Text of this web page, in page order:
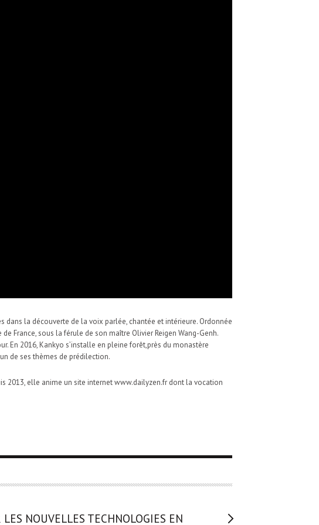
dans la découverte de la voix parlée, chantée et intérieure. Ordonnée
France, sous la férule de son maître Olivier Reigen Wang-Genh.
En 2016, Kankyo s’installe en pleine forêt,près du monastère
de ses thèmes de prédilection.
2013, elle anime un site internet www.dailyzen.fr dont la vocation
LES NOUVELLES TECHNOLOGIES EN